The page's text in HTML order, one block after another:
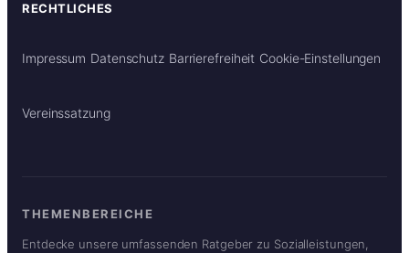
RECHTLICHES
Impressum Datenschutz Barrierefreiheit Cookie-Einstellungen
Vereinssatzung
THEMENBEREICHE
Entdecke unsere umfassenden Ratgeber zu Sozialleistungen,